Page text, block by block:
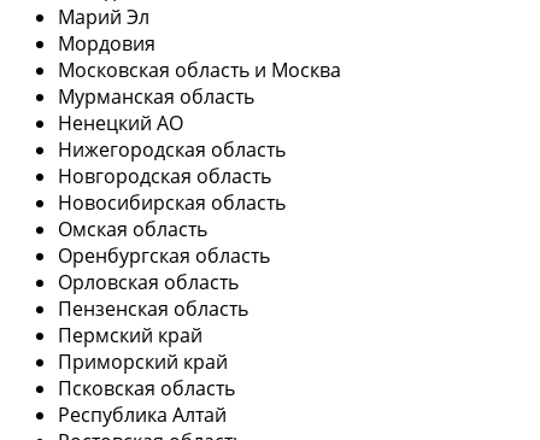
Марий Эл
Мордовия
Московская область и Москва
Мурманская область
Ненецкий АО
Нижегородская область
Новгородская область
Новосибирская область
Омская область
Оренбургская область
Орловская область
Пензенская область
Пермский край
Приморский край
Псковская область
Республика Алтай